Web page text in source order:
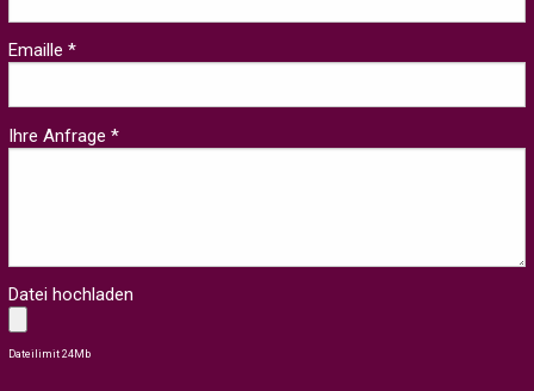
Emaille *
Ihre Anfrage *
Datei hochladen
Dateilimit 24Mb